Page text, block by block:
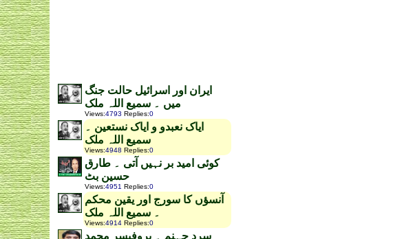
ایران اور اسرائیل حالت جنگ
میں ۔ سمیع اللہ ملک
Views:4793 Replies:0
ایاک نعبدو و ایاک نستعین ۔
سمیع اللہ ملک
Views:4948 Replies:0
کوئی امید بر نہیں آتی ۔ طارق
حسین بٹ
Views:4951 Replies:0
آنسؤں کا سورج اور یقین محکم
۔ سمیع اللہ ملک
Views:4914 Replies:0
سرد جہنم ۔ پروفیسر محمد